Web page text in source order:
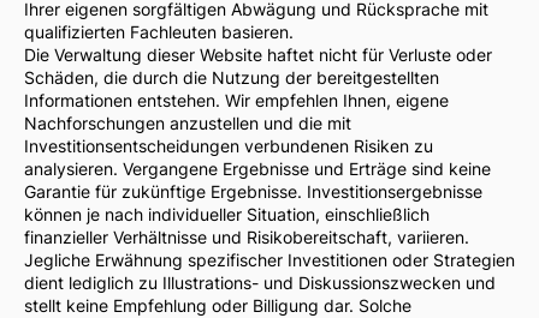
Ihrer eigenen sorgfältigen Abwägung und Rücksprache mit
qualifizierten Fachleuten basieren.
Die Verwaltung dieser Website haftet nicht für Verluste oder
Schäden, die durch die Nutzung der bereitgestellten
Informationen entstehen. Wir empfehlen Ihnen, eigene
Nachforschungen anzustellen und die mit
Investitionsentscheidungen verbundenen Risiken zu
analysieren. Vergangene Ergebnisse und Erträge sind keine
Garantie für zukünftige Ergebnisse. Investitionsergebnisse
können je nach individueller Situation, einschließlich
finanzieller Verhältnisse und Risikobereitschaft, variieren.
Jegliche Erwähnung spezifischer Investitionen oder Strategien
dient lediglich zu Illustrations- und Diskussionszwecken und
stellt keine Empfehlung oder Billigung dar. Solche